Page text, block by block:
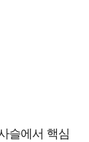
슬에서 핵심